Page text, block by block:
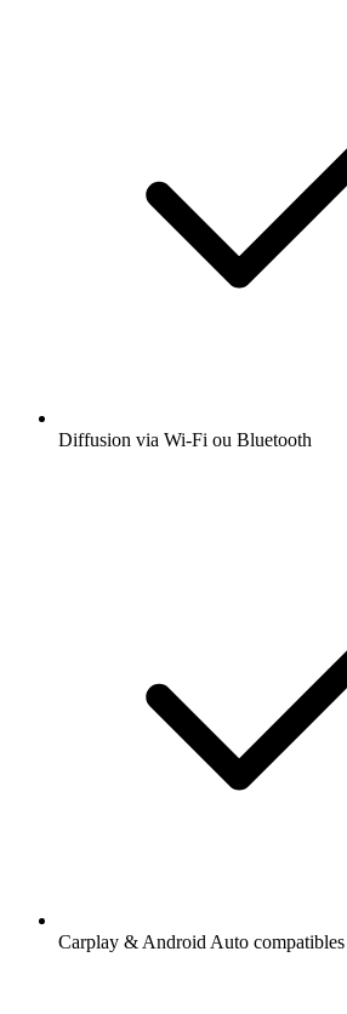
Diffusion via Wi-Fi ou Bluetooth
Carplay & Android Auto compatibles